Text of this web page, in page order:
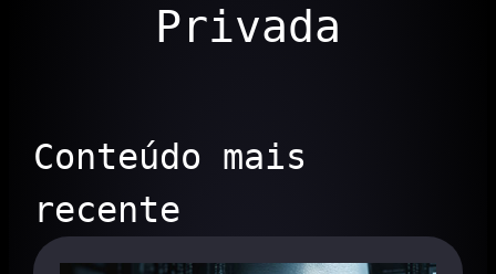
Privada
Conteúdo mais
recente